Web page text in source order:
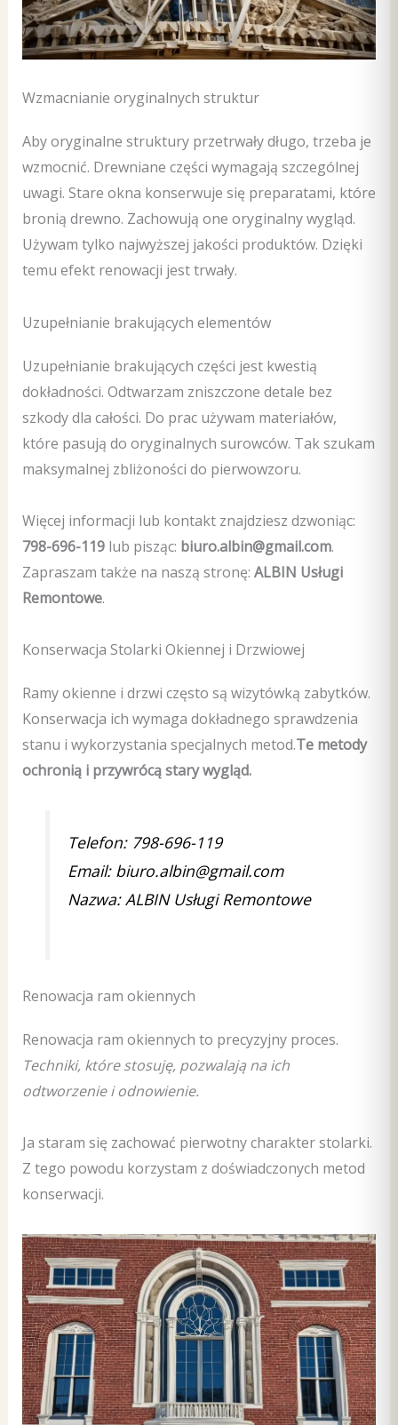
Wzmacnianie oryginalnych struktur
Aby oryginalne struktury przetrwały długo, trzeba je
wzmocnić. Drewniane części wymagają szczególnej
uwagi. Stare okna konserwuje się preparatami, które
bronią drewno. Zachowują one oryginalny wygląd.
Używam tylko najwyższej jakości produktów. Dzięki
temu efekt renowacji jest trwały.
Uzupełnianie brakujących elementów
Uzupełnianie brakujących części jest kwestią
dokładności. Odtwarzam zniszczone detale bez
szkody dla całości. Do prac używam materiałów,
które pasują do oryginalnych surowców. Tak szukam
maksymalnej zbliżoności do pierwowzoru.
Więcej informacji lub kontakt znajdziesz dzwoniąc:
798-696-119lub pisząc: biuro.albin@gmail.com.
Zapraszam także na naszą stronę: ALBIN Usługi
Remontowe.
Konserwacja Stolarki Okiennej i Drzwiowej
Ramy okienne i drzwi często są wizytówką zabytków.
Konserwacja ich wymaga dokładnego sprawdzenia
stanu i wykorzystania specjalnych metod.Te metody
ochronią i przywrócą stary wygląd.
Telefon: 798-696-119
Email: biuro.albin@gmail.com
Nazwa: ALBIN Usługi Remontowe
Renowacja ram okiennych
Renowacja ram okiennych to precyzyjny proces.
Techniki, które stosuję, pozwalają na ich
odtworzenie i odnowienie.
Ja staram się zachować pierwotny charakter stolarki.
Z tego powodu korzystam z doświadczonych metod
konserwacji.